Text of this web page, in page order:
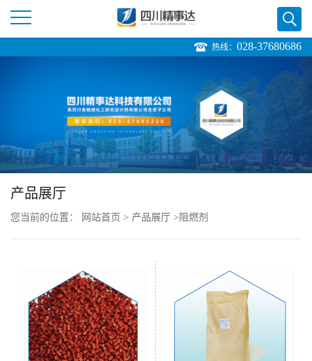
页
公
绍
公
热线： 028-37680686
产品展厅
您当前的位置： 网站首页 > 产品展厅 > 阻燃剂